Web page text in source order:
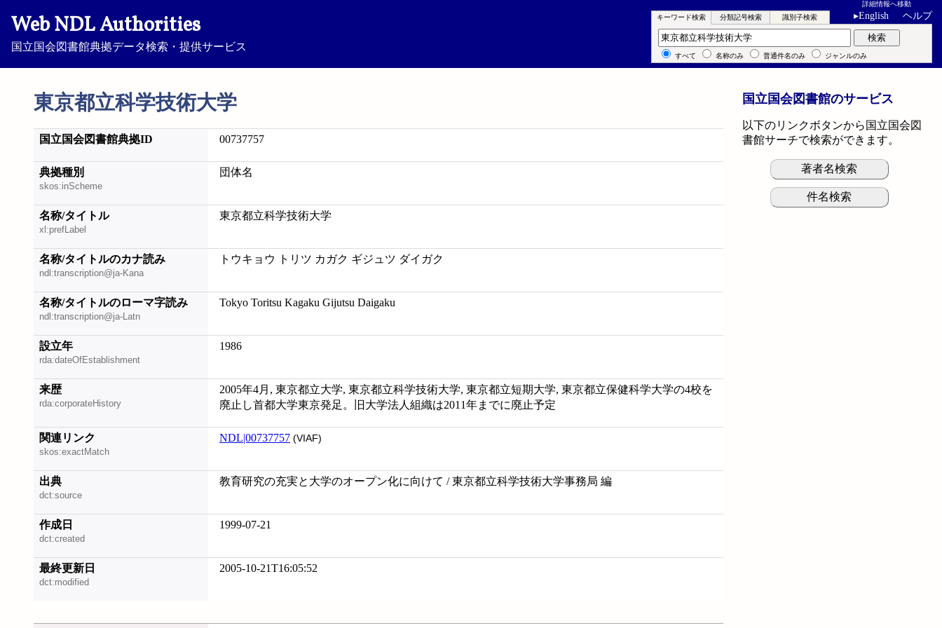
Web NDL Authorities
国立国会図書館典拠データ検索・提供サービス
詳細情報へ移動
▸English ヘルプ
東京都立科学技術大学
キーワード検索 分類記号検索 識別子検索
キーワード検索 検索
すべて 名称のみ 普通件名のみ ジャンルのみ
国立国会図書館典拠ID 00737757
典拠種別
skos:inScheme
団体名
名称/タイトル
xl:prefLabel
東京都立科学技術大学
名称/タイトルのカナ読み
ndl:transcription@ja-Kana
トウキョウ トリツ カガク ギジュツ ダイガク
名称/タイトルのローマ字読み
ndl:transcription@ja-Latn
Tokyo Toritsu Kagaku Gijutsu Daigaku
設立年
rda:dateOfEstablishment
1986
来歴
rda:corporateHistory
2005年4月, 東京都立大学, 東京都立科学技術大学, 東京都立短期大学, 東京都立保健科学大学の4校を
廃止し首都大学東京発足。旧大学法人組織は2011年までに廃止予定
関連リンク
skos:exactMatch
NDL|00737757 (VIAF)
出典
dct:source
教育研究の充実と大学のオープン化に向けて / 東京都立科学技術大学事務局 編
作成日
dct:created
1999-07-21
最終更新日
dct:modified
2005-10-21T16:05:52
国立国会図書館のサービス
以下のリンクボタンから国立国会図
書館サーチで検索ができます。
著者名検索
件名検索